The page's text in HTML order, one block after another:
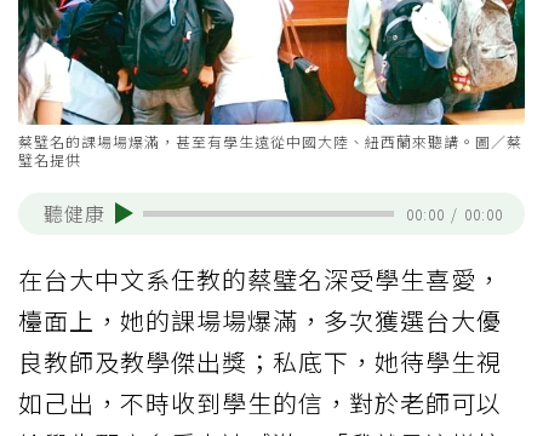
蔡璧名的課場場爆滿，甚至有學生遠從中國大陸、紐西蘭來聽講。圖／蔡
璧名提供
聽健康 00:00 / 00:00
在台大中文系任教的蔡璧名深受學生喜愛，
檯面上，她的課場場爆滿，多次獲選台大優
良教師及教學傑出獎；私底下，她待學生視
如己出，不時收到學生的信，對於老師可以